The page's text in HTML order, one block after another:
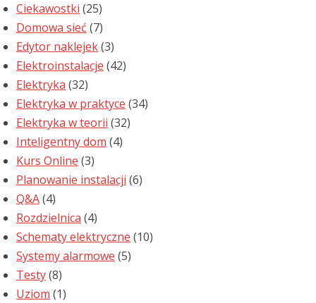
Ciekawostki (25)
Domowa sieć (7)
Edytor naklejek(3)
Elektroinstalacje (42)
Elektryka (32)
Elektryka w praktyce (34)
Elektryka w teorii (32)
Inteligentny dom (4)
Kurs Online (3)
Planowanie instalacji (6)
Q&A(4)
Rozdzielnica (4)
Schematy elektryczne (10)
Systemy alarmowe (5)
Testy(8)
Uziom (1)